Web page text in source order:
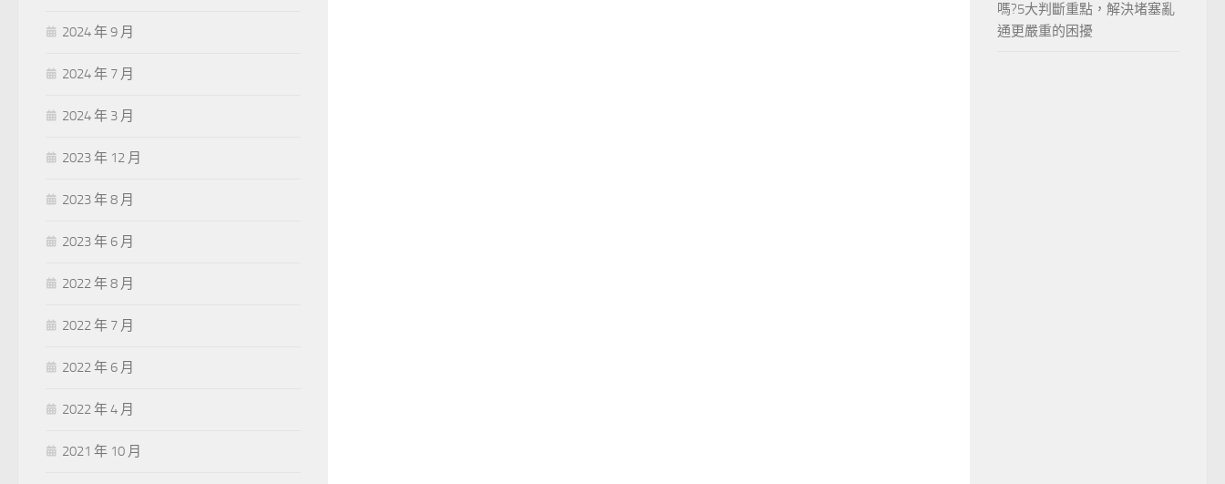
2024 年 9 月
2024 年 7 月
2024 年 3 月
2023 年 12 月
2023 年 8 月
2023 年 6 月
2022 年 8 月
2022 年 7 月
2022 年 6 月
2022 年 4 月
2021 年 10 月
嗎?5大判斷重點，解決堵塞亂
通更嚴重的困擾